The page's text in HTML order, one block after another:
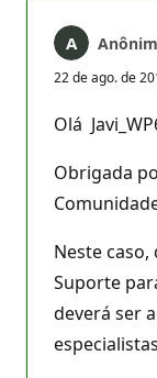
22 de ago. de
Olá
Obrigada
Neste
Suporte
deverá ser